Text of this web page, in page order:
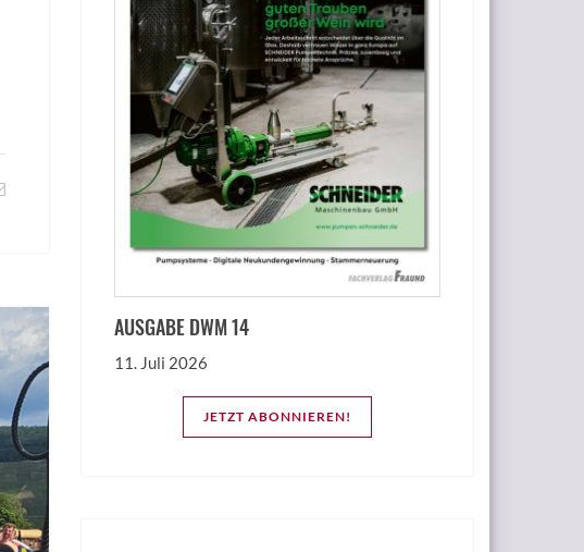
AUSGABE DWM 14
11. Juli 2026
JETZT ABONNIEREN!